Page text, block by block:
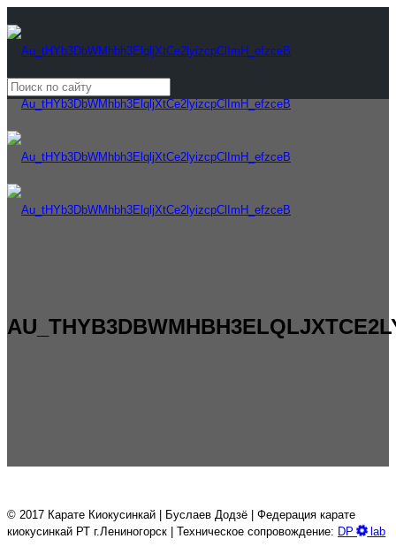
© 2017 Карате Киокуcинкай | Буслаев Додзё | Федерация карате
киокусинкай РТ г.Лениногорск | Техническое сопровождение: DP lab